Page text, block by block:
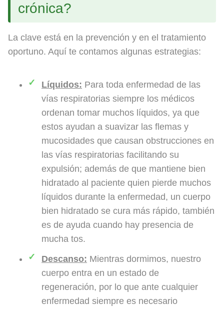
crónica?
La clave está en la prevención y en el tratamiento
oportuno. Aquí te contamos algunas estrategias:
Líquidos: Para toda enfermedad de las
vías respiratorias siempre los médicos
ordenan tomar muchos líquidos, ya que
estos ayudan a suavizar las flemas y
mucosidades que causan obstrucciones en
las vías respiratorias facilitando su
expulsión; además de que mantiene bien
hidratado al paciente quien pierde muchos
líquidos durante la enfermedad, un cuerpo
bien hidratado se cura más rápido, también
es de ayuda cuando hay presencia de
mucha tos.
Descanso: Mientras dormimos, nuestro
cuerpo entra en un estado de
regeneración, por lo que ante cualquier
enfermedad siempre es necesario